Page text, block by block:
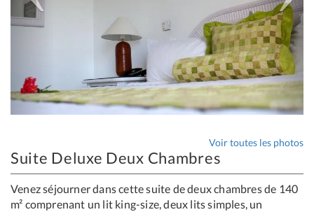
Voir toutes les photos
Suite Deluxe Deux Chambres
Venez séjourner dans cette suite de deux chambres de 140
m² comprenant un lit king-size, deux lits simples, un